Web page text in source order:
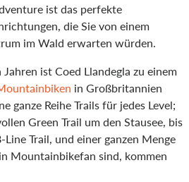
ist das perfekte
die Sie von einem
im Wald erwarten würden.
ist Coed Llandegla zu einem
in Großbritannien
ganze Reihe Trails für jedes Level;
Green Trail um den Stausee, bis
Trail, und einer ganzen Menge
Mountainbikefan sind, kommen